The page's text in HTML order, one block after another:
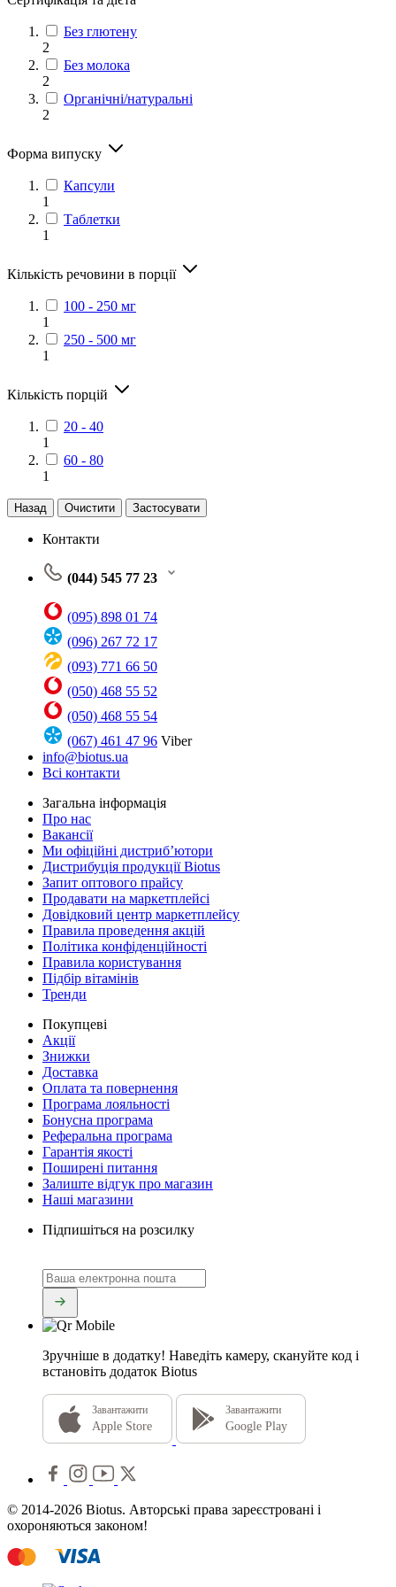
Без глютену
2
Без молока
2
Органічні/натуральні
2
Форма випуску
Капсули
1
Таблетки
1
Кількість речовини в порції
100 - 250 мг
1
250 - 500 мг
1
Кількість порцій
20 - 40
1
60 - 80
1
Назад Очистити Застосувати
Контакти
(044) 545 77 23
(095) 898 01 74
(096) 267 72 17
(093) 771 66 50
(050) 468 55 52
(050) 468 55 54
(067) 461 47 96 Viber
info@biotus.ua
Всі контакти
Загальна інформація
Про нас
Вакансії
Ми офіційні дистриб’ютори
Дистрибуція продукції Biotus
Запит оптового прайсу
Продавати на маркетплейсі
Довідковий центр маркетплейсу
Правила проведення акцій
Політика конфіденційності
Правила користування
Підбір вітамінів
Тренди
Покупцеві
Акції
Знижки
Доставка
Оплата та повернення
Програма лояльності
Бонусна програма
Реферальна програма
Гарантія якості
Поширені питання
Залиште відгук про магазин
Наші магазини
Підпишіться на розсилку
Зручніше в додатку! Наведіть камеру, скануйте код і
встановіть додаток Biotus
Завантажити
Apple Store
Завантажити
Google Play
© 2014-2026 Biotus. Авторські права зареєстровані і
охороняються законом!